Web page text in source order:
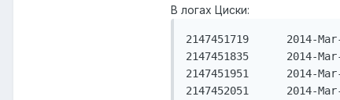
В логах Циски:
2147451719 	2014-Mar-10 23:37:49	Error 	%ARP-E-ARPTBL: ARP Table Overflow, aggregated (9)
2147451835 	2014-Mar-10 23:33:18	Error 	%ARP-E-ARPTBL: ARP Table Overflow, aggregated (3)
2147451951 	2014-Mar-10 23:31:48	Error 	%ARP-E-ARPTBL: ARP Table Overflow, aggregated (7)
2147452051 	2014-Mar-10 23:28:17	Error 	%ARP-E-ARPTBL: ARP Table Overflow